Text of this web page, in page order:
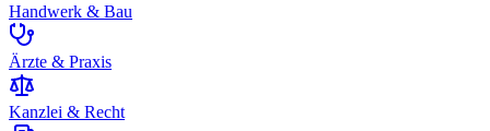
Handwerk & Bau
Ärzte & Praxis
Kanzlei & Recht